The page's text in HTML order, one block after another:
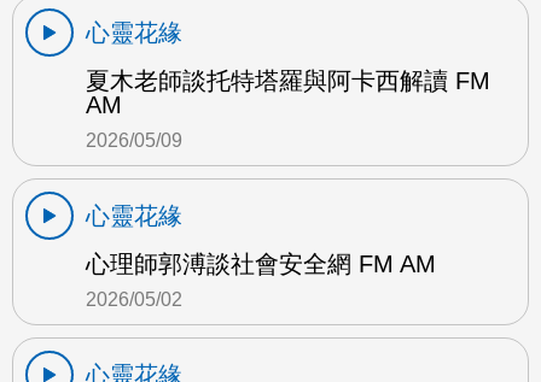
心靈花緣
夏木老師談托特塔羅與阿卡西解讀 FM
AM
2026/05/09
心靈花緣
心理師郭溥談社會安全網 FM AM
2026/05/02
心靈花緣